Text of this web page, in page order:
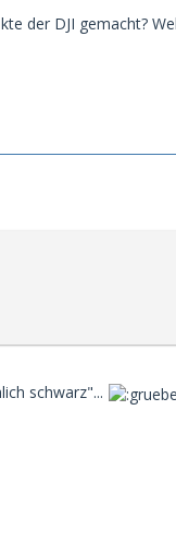
der DJI gemacht?
schwarz"...